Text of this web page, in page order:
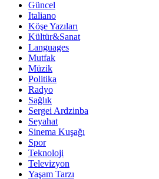
Güncel
Italiano
Köşe Yazıları
Kültür&Sanat
Languages
Mutfak
Müzik
Politika
Radyo
Sağlık
Sergei Ardzinba
Seyahat
Sinema Kuşağı
Spor
Teknoloji
Televizyon
Yaşam Tarzı